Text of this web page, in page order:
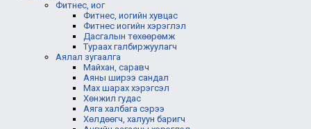
Фитнес, иог
Фитнес, иогийн хувцас
Фитнес иогийн хэрэглэл
Дасгалын төхөөрөмж
Тураах галбиржуулагч
Аялал зугаалга
Майхан, саравч
Аяны ширээ сандал
Мах шарах хэрэгсэл
Хөнжил гудас
Аяга халбага сэрээ
Хөлдөөгч, халуун баригч